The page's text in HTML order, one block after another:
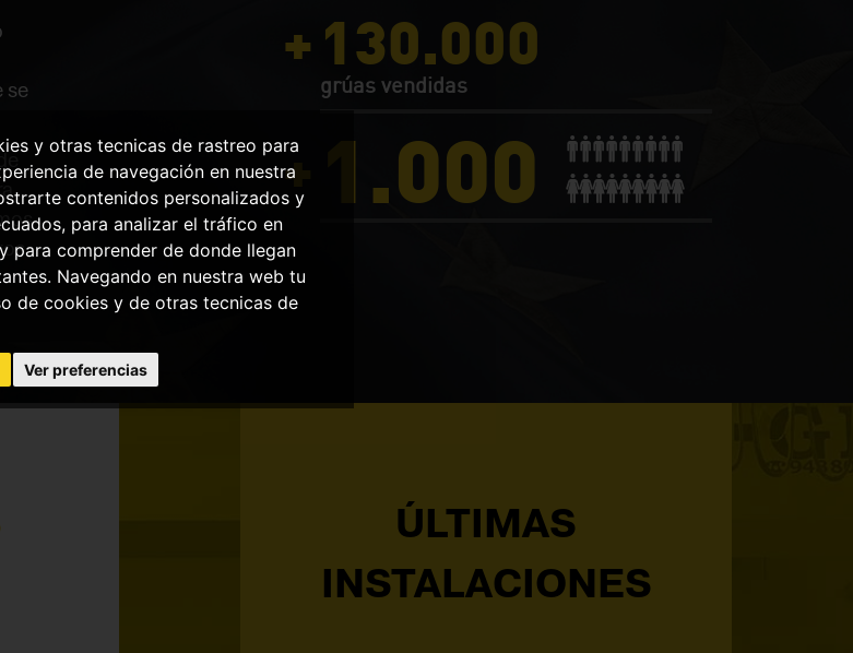
y otras tecnicas de rastreo para
de navegación en nuestra
contenidos personalizados y
para analizar el tráfico en
para comprender de donde llegan
Navegando en nuestra web tu
de cookies y de otras tecnicas de
Ver preferencias
se
130.000
grúas vendidas
1.000
ÚLTIMAS
INSTALACIONES